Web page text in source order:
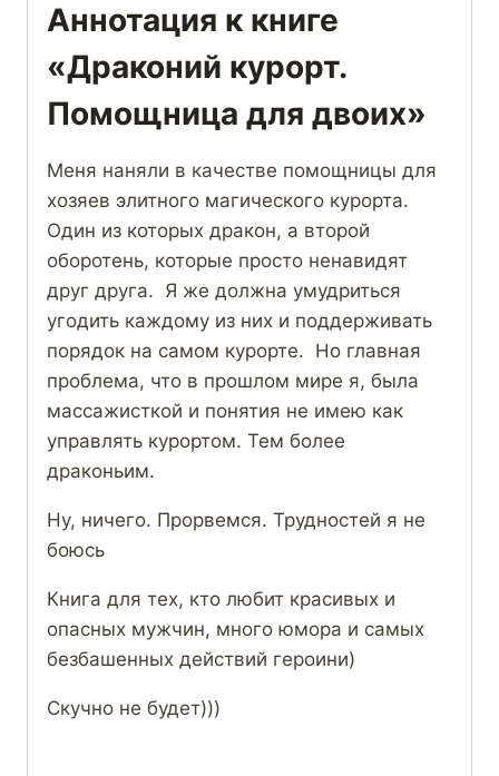
Аннотация к книге
«Драконий курорт.
Помощница для двоих»
Меня наняли в качестве помощницы для
хозяев элитного магического курорта.
Один из которых дракон, а второй
оборотень, которые просто ненавидят
друг друга. Я же должна умудриться
угодить каждому из них и поддерживать
порядок на самом курорте. Но главная
проблема, что в прошлом мире я, была
массажисткой и понятия не имею как
управлять курортом. Тем более
драконьим.
Ну, ничего. Прорвемся. Трудностей я не
боюсь
Книга для тех, кто любит красивых и
опасных мужчин, много юмора и самых
безбашенных действий героини)
Скучно не будет)))